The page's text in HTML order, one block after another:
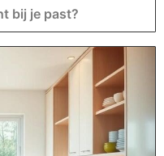
bij je past?